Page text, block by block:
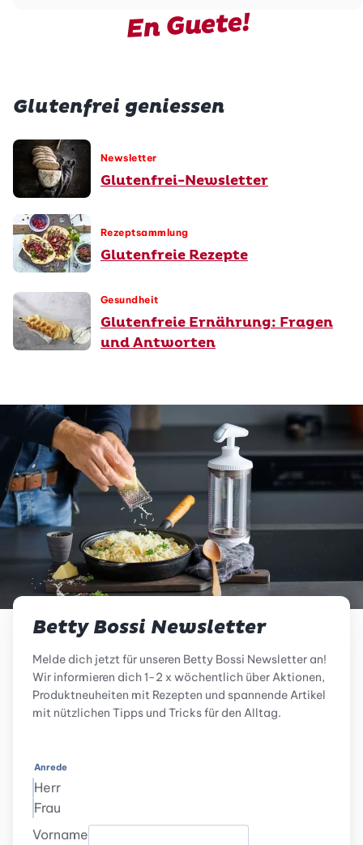
En Guete!
Glutenfrei geniessen
Newsletter
Glutenfrei-Newsletter
Rezeptsammlung
Glutenfreie Rezepte
Gesundheit
Glutenfreie Ernährung: Fragen
und Antworten
Betty Bossi Newsletter
Melde dich jetzt für unseren Betty Bossi Newsletter an!
Wir informieren dich 1-2 x wöchentlich über Aktionen,
Produktneuheiten mit Rezepten und spannende Artikel
mit nützlichen Tipps und Tricks für den Alltag.
Anrede
Herr
Frau
Vorname